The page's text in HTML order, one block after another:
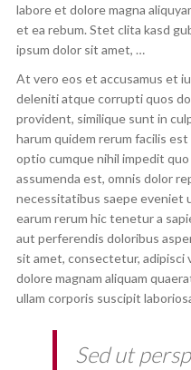
labore et dolore magna
et ea rebum. Stet clita kasd
ipsum dolor sit amet, …
At vero eos et accusamus et
deleniti atque corrupti quos
provident, similique sunt in
harum quidem rerum facilis
optio cumque nihil impedit
assumenda est, omnis dolor
necessitatibus saepe eveniet
earum rerum hic tenetur a
aut perferendis doloribus
sit amet, consectetur, adipisci
dolore magnam aliquam
ullam corporis suscipit
Sed ut